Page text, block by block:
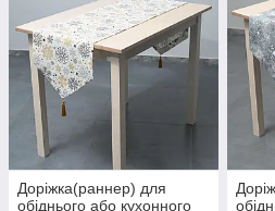
Доріжка(раннер) для
обіднього або кухонного